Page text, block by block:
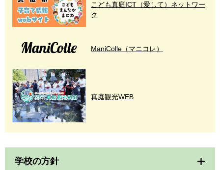
こども真庭ICT（愛して）ネットワー
ク
ManiColle（マニコレ）
真庭観光WEB
学校の方針